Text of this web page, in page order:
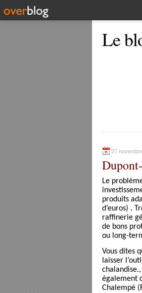
Le
27
Le
produits
d’euros) .
raffinerie
de bons
ou long-
Vous dites
laisser
également
Chalempé